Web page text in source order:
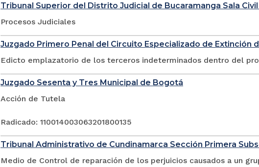
Tribunal Superior del Distrito Judicial de Bucaramanga Sala Civil
Procesos Judiciales
Juzgado Primero Penal del Circuito Especializado de Extinción
Edicto emplazatorio de los terceros indeterminados dentro del
Juzgado Sesenta y Tres Municipal de Bogotá
Acción de Tutela
Radicado: 110014003063201800135
Tribunal Administrativo de Cundinamarca Sección Primera
Medio de Control de reparación de los perjuicios causados a un